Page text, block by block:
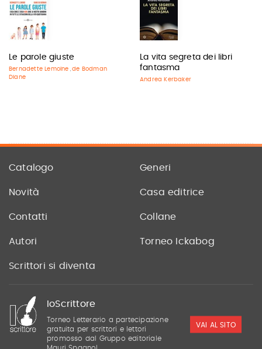
Le parole giuste
Bernadette Lemoine ,de Bodman
Diane
La vita segreta dei libri
fantasma
Andrea Kerbaker
Catalogo Generi
Novità Casa editrice
Contatti Collane
Autori Torneo Ickabog
Scrittori si diventa
IoScrittore
Torneo Letterario a partecipazione
gratuita per scrittori e lettori
promosso dal Gruppo editoriale
VAI AL SITO